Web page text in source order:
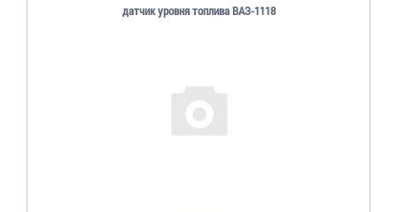
датчик уровня топлива ВАЗ-1118